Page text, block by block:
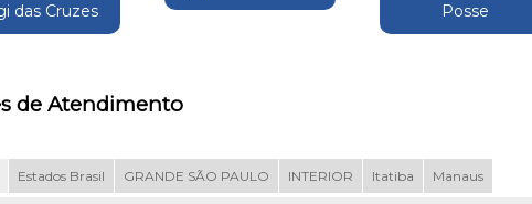
das Cruzes
Posse
de Atendimento
Estados Brasil GRANDE SÃO PAULO INTERIOR Itatiba Manaus